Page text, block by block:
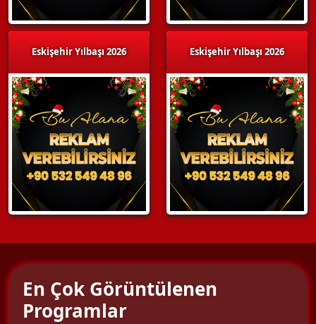
Eskişehir Yılbaşı 2026 Eskişehir Yılbaşı 2026
En Çok Görüntülenen
Programlar